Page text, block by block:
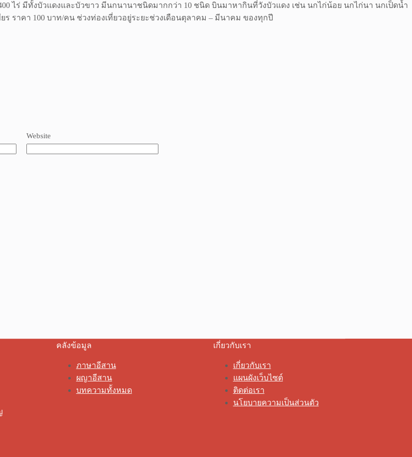
ไร่ มีทั้งบัวแดงและบัวขาว มีนกนานาชนิดมากกว่า 10 ชนิด บินมาหากินที่วังบัวแดง เช่น นกไก่น้อย นกไก่นา นกเป็ดน้ำ
ราคา 100 บาท/คน ช่วงท่องเที่ยวอยู่ระยะช่วงเดือนตุลาคม – มีนาคม ของทุกปี
Website
คลังข้อมูล
ภาษาอีสาน
ผญาอีสาน
บทความทั้งหมด
เกี่ยวกับเรา
เกี่ยวกับเรา
แผนผังเว็บไซต์
ติดต่อเรา
นโยบายความเป็นส่วนตัว